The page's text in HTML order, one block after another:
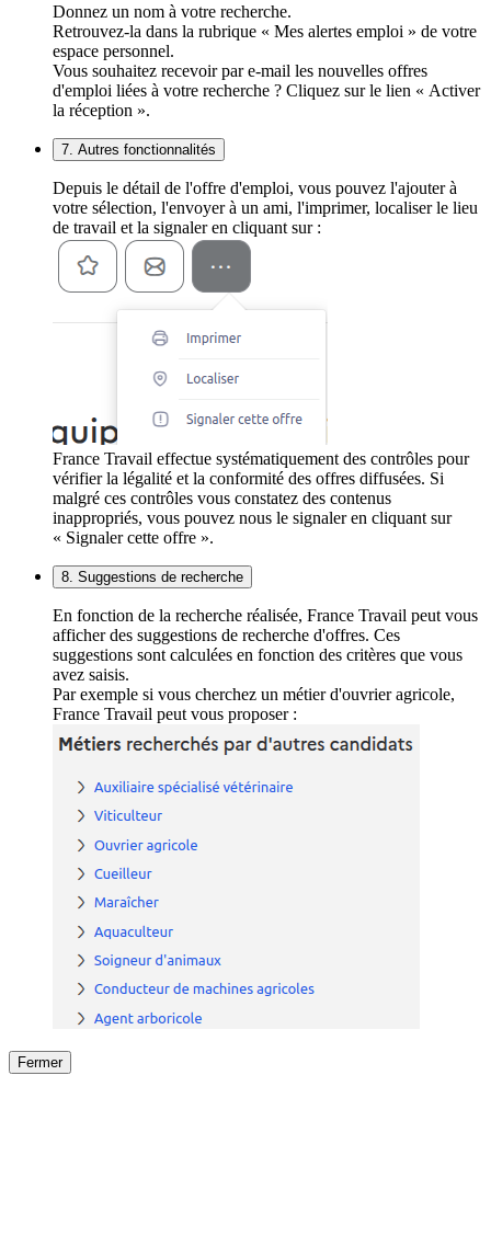
Donnez un nom à votre recherche.
Retrouvez-la dans la rubrique « Mes alertes emploi » de votre
espace personnel.
Vous souhaitez recevoir par e-mail les nouvelles offres
d'emploi liées à votre recherche ? Cliquez sur le lien « Activer
la réception ».
7. Autres fonctionnalités
Depuis le détail de l'offre d'emploi, vous pouvez l'ajouter à
votre sélection, l'envoyer à un ami, l'imprimer, localiser le lieu
de travail et la signaler en cliquant sur :
France Travail effectue systématiquement des contrôles pour
vérifier la légalité et la conformité des offres diffusées. Si
malgré ces contrôles vous constatez des contenus
inappropriés, vous pouvez nous le signaler en cliquant sur
« Signaler cette offre ».
8. Suggestions de recherche
En fonction de la recherche réalisée, France Travail peut vous
afficher des suggestions de recherche d'offres. Ces
suggestions sont calculées en fonction des critères que vous
avez saisis.
Par exemple si vous cherchez un métier d'ouvrier agricole,
France Travail peut vous proposer :
Fermer